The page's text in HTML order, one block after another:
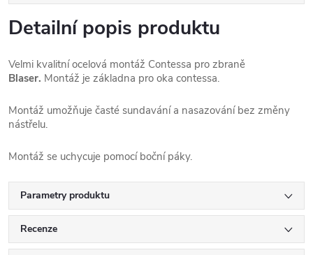
Detailní popis produktu
Velmi kvalitní ocelová montáž Contessa pro zbraně
Blaser. Montáž je základna pro oka contessa.
Montáž umožňuje časté sundavání a nasazování bez změny
nástřelu.
Montáž se uchycuje pomocí boční páky.
Parametry produktu
Recenze